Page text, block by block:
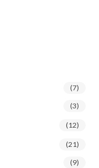
(7)
(3)
(12)
(21)
(9)